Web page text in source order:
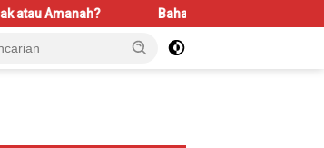
Bahas LBS dan LP2B, REI Kalbar Dorong